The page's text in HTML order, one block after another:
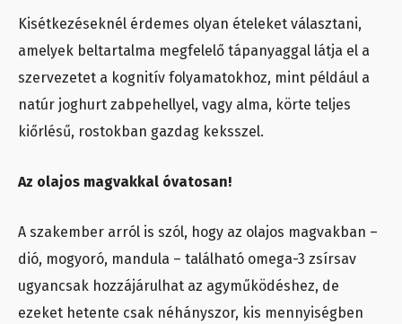
Kisétkezéseknél érdemes olyan ételeket választani,
amelyek beltartalma megfelelő tápanyaggal látja el a
szervezetet a kognitív folyamatokhoz, mint például a
natúr joghurt zabpehellyel, vagy alma, körte teljes
kiőrlésű, rostokban gazdag keksszel.
Az olajos magvakkal óvatosan!
A szakember arról is szól, hogy az olajos magvakban –
dió, mogyoró, mandula – található omega-3 zsírsav
ugyancsak hozzájárulhat az agyműködéshez, de
ezeket hetente csak néhányszor, kis mennyiségben